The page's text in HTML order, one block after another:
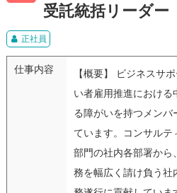
受託統括リーダー
正社員
仕事内容
【概要】 ビジネスサ
い者雇用推進における
る障がいを持つメンバ
ています。コンサルテ
部門の社内各部署から
務を幅広く請け負う社